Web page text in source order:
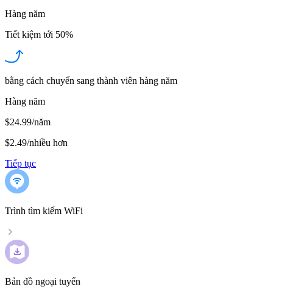
Hàng năm
Tiết kiệm tới 50%
bằng cách chuyển sang thành viên hàng năm
Hàng năm
$24.99/năm
$2.49/nhiều hơn
Tiếp tục
Trình tìm kiếm WiFi
Bản đồ ngoại tuyến